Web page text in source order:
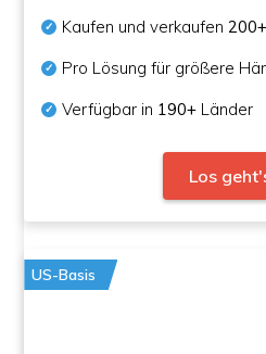
Kaufen und verkaufen200+
Pro Lösung für größere
Verfügbar in 190+ Länder
Los
US-Basis